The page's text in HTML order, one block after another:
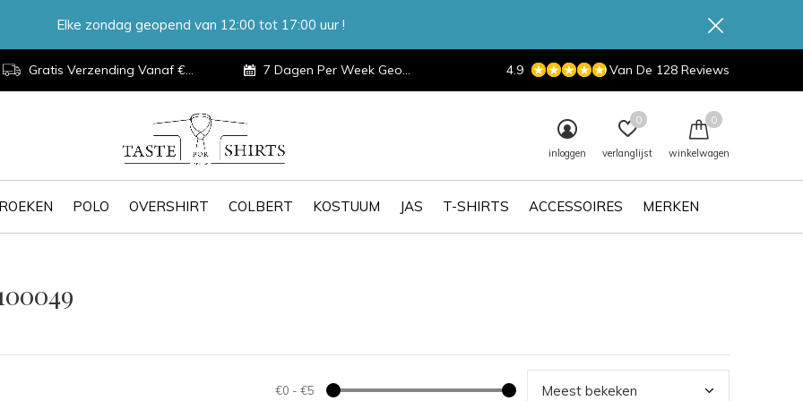
POLO OVERSHIRT COLBERT KOSTUUM JAS T-SHIRTS ACCESSOIRES MERKEN
inloggen verlanglijst
0
winkelwagen
0
Gratis Verzending Vanaf €100,- 7 Dagen Per Week Geopend 4.9 Van De 128 Reviews
Elke zondag geopend van 12:00 tot 17:00 uur !
€0 - €5